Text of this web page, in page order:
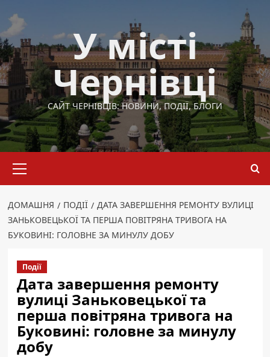
до
вмісту
У місті
Чернівці
САЙТ ЧЕРНІВЦІВ: НОВИНИ, ПОДІЇ, БЛОГИ
меню
ДОМАШНЯ ПОДІЇ
ДАТА ЗАВЕРШЕННЯ РЕМОНТУ ВУЛИЦІ
ЗАНЬКОВЕЦЬКОЇ ТА ПЕРША ПОВІТРЯНА ТРИВОГА НА
БУКОВИНІ: ГОЛОВНЕ ЗА МИНУЛУ ДОБУ
Події
Дата завершення ремонту
вулиці Заньковецької та
перша повітряна тривога на
Буковині: головне за минулу
добу